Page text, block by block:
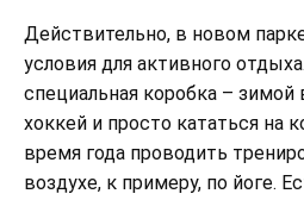
Действительно, в новом
условия для активного
специальная коробка –
хоккей и просто кататься на
время года проводить
воздухе, к примеру, по йоге.